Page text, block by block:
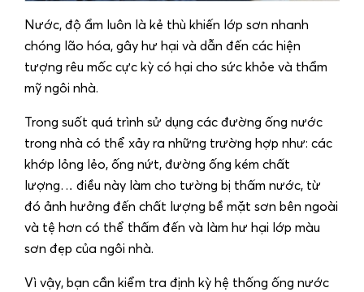
Nước, độ ẩm luôn là kẻ thù khiến lớp sơn nhanh
chóng lão hóa, gây hư hại và dẫn đến các hiện
tượng rêu mốc cực kỳ có hại cho sức khỏe và thẩm
mỹ ngôi nhà.
Trong suốt quá trình sử dụng các đường ống nước
trong nhà có thể xảy ra những trường hợp như: các
khớp lỏng lẻo, ống nứt, đường ống kém chất
lượng… điều này làm cho tường bị thấm nước, từ
đó ảnh hưởng đến chất lượng bề mặt sơn bên ngoài
và tệ hơn có thể thấm đến và làm hư hại lớp màu
sơn đẹp của ngôi nhà.
Vì vậy, bạn cần kiểm tra định kỳ hệ thống ống nước